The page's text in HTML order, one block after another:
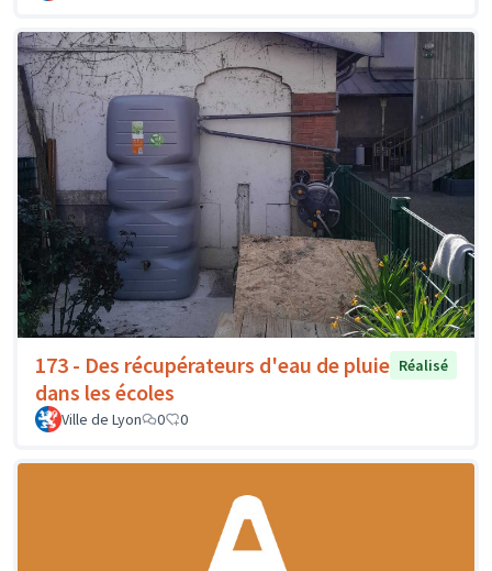
173 - Des récupérateurs d'eau de pluie
dans les écoles
Réalisé
Ville de Lyon 0 0